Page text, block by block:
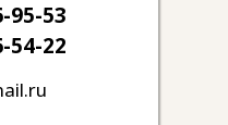
95-53
54-22